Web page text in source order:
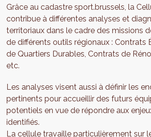
Grâce au cadastre sport.brussels, la
contribue à différentes analyses et
territoriaux dans le cadre des missions
de différents outils régionaux : Contrats
de Quartiers Durables, Contrats de
etc.
Les analyses visent aussi à définir les
pertinents pour accueillir des futurs
potentiels en vue de répondre aux
identifiés.
La cellule travaille particulièrement sur